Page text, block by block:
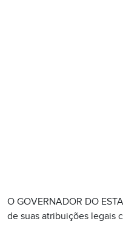
O GOVERNADOR DO
de suas atribuições legais